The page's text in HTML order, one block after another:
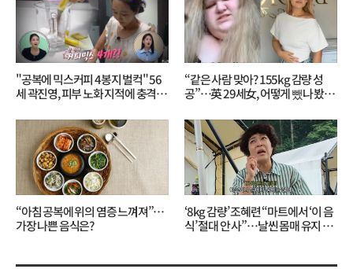
"공복에 믹스커피 4봉지 벌컥" 56
세 곽진영, 피부 노화 지적에 충격…
“같은 사람 맞아? 155kg 감량 성
공”…英 29세女, 어떻게 뺐나 봤더
“아침 공복에 위의 염증 느껴져”…
가장 나쁜 음식은?
‘8kg 감량’ 조혜련 “마트에서 ‘이 음
식’ 절대 안 사”…날씬 몸매 유지 비